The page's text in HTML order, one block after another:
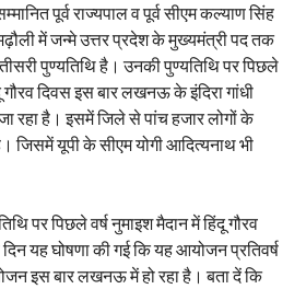
पूर्व राज्यपाल व पूर्व सीएम कल्याण सिंह
में जन्मे उत्तर प्रदेश के मुख्यमंत्री पद तक
पुण्यतिथि है। उनकी पुण्यतिथि पर पिछले
गौरव दिवस इस बार लखनऊ के इंदिरा गांधी
रहा है। इसमें जिले से पांच हजार लोगों के
यूपी के सीएम योगी आदित्यनाथ भी
पर पिछले वर्ष नुमाइश मैदान में हिंदू गौरव
यह घोषणा की गई कि यह आयोजन प्रतिवर्ष
इस बार लखनऊ में हो रहा है। बता दें कि